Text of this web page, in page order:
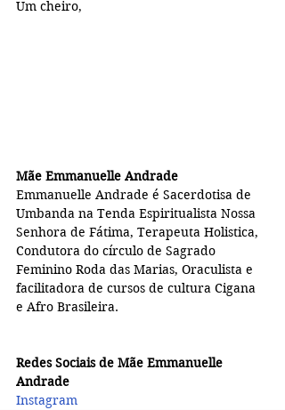
Um cheiro,
Mãe Emmanuelle Andrade
Emmanuelle Andrade é Sacerdotisa de
Umbanda na Tenda Espiritualista Nossa
Senhora de Fátima, Terapeuta Holistica,
Condutora do círculo de Sagrado
Feminino Roda das Marias, Oraculista e
facilitadora de cursos de cultura Cigana
e Afro Brasileira.
Redes Sociais de Mãe Emmanuelle
Andrade
Instagram